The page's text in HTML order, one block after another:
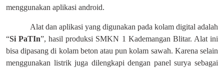
menggunakan aplikasi android.
Alat dan aplikasi yang digunakan pada kolam digital adalah
“Si PaTIn”, hasil produksi SMKN 1 Kademangan Blitar. Alat ini
bisa dipasang di kolam beton atau pun kolam sawah. Karena selain
menggunakan listrik juga dilengkapi dengan panel surya sebagai